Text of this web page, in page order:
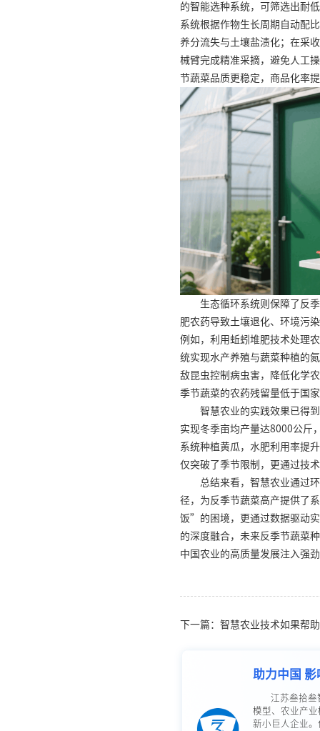
的智能选种系统，可筛选出耐
系统根据作物生长周期自动配
养分流失与土壤盐渍化；在采
械臂完成精准采摘，避免人工
节蔬菜品质更稳定，商品化率
生态循环系统则保障了反
肥农药导致土壤退化、环境污
例如，利用蚯蚓堆肥技术处理
统实现水产养殖与蔬菜种植的
敌昆虫控制病虫害，降低化学
季节蔬菜的农药残留量低于国
智慧农业的实践效果已得
实现冬季亩均产量达8000公斤
系统种植黄瓜，水肥利用率提
仅突破了季节限制，更通过技
总结来看，智慧农业通过
径，为反季节蔬菜高产提供了
饭”的困境，更通过数据驱动
的深度融合，未来反季节蔬
中国农业的高质量发展注入强
下一篇：智慧农业技术如果帮
助力中国 影
江苏叁拾叁
模型、农业产
新小巨人企业